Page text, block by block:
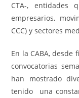
CTA-, entidades
empresarios,
CCC) y sectores
En la CABA,
convocatorias
han mostrado
tenido una